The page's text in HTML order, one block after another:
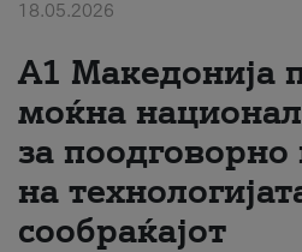
#ПодобарОнлајн
18.05.2026
A1 Македонија
моќна
за
на
сообраќајот